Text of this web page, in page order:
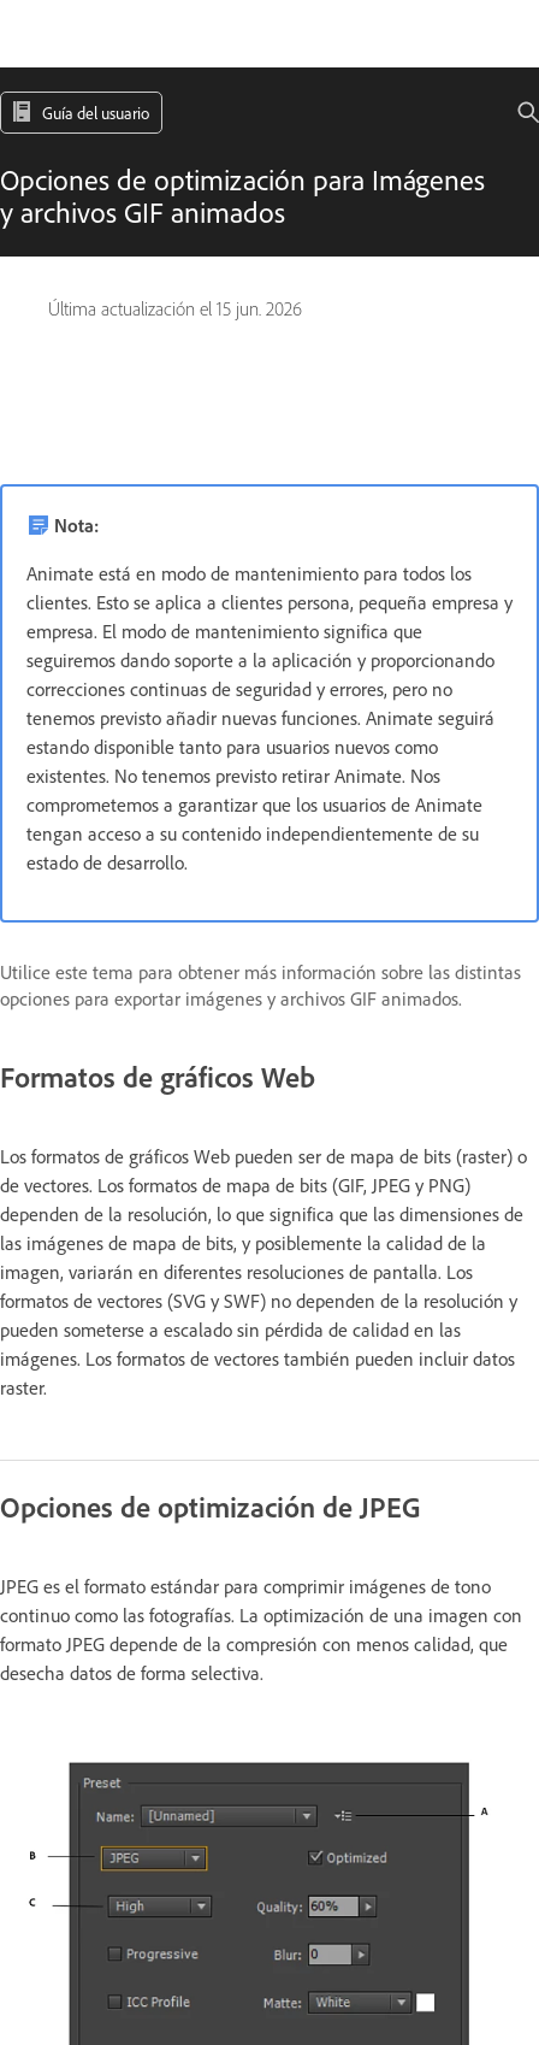
Guía del usuario
Opciones de optimización para Imágenes
y archivos GIF animados
Última actualización el 15 jun. 2026
Nota:
Animate está en modo de mantenimiento para todos los
clientes. Esto se aplica a clientes persona, pequeña empresa y
empresa. El modo de mantenimiento significa que
seguiremos dando soporte a la aplicación y proporcionando
correcciones continuas de seguridad y errores, pero no
tenemos previsto añadir nuevas funciones. Animate seguirá
estando disponible tanto para usuarios nuevos como
existentes. No tenemos previsto retirar Animate. Nos
comprometemos a garantizar que los usuarios de Animate
tengan acceso a su contenido independientemente de su
estado de desarrollo.
Utilice este tema para obtener más información sobre las distintas
opciones para exportar imágenes y archivos GIF animados.
Formatos de gráficos Web
Los formatos de gráficos Web pueden ser de mapa de bits (raster) o
de vectores. Los formatos de mapa de bits (GIF, JPEG y PNG)
dependen de la resolución, lo que significa que las dimensiones de
las imágenes de mapa de bits, y posiblemente la calidad de la
imagen, variarán en diferentes resoluciones de pantalla. Los
formatos de vectores (SVG y SWF) no dependen de la resolución y
pueden someterse a escalado sin pérdida de calidad en las
imágenes. Los formatos de vectores también pueden incluir datos
raster.
Opciones de optimización de JPEG
JPEG es el formato estándar para comprimir imágenes de tono
continuo como las fotografías. La optimización de una imagen con
formato JPEG depende de la compresión con menos calidad, que
desecha datos de forma selectiva.